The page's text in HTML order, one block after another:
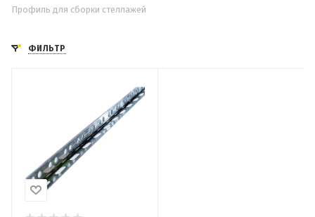
Профиль для сборки стеллажей
ФИЛЬТР